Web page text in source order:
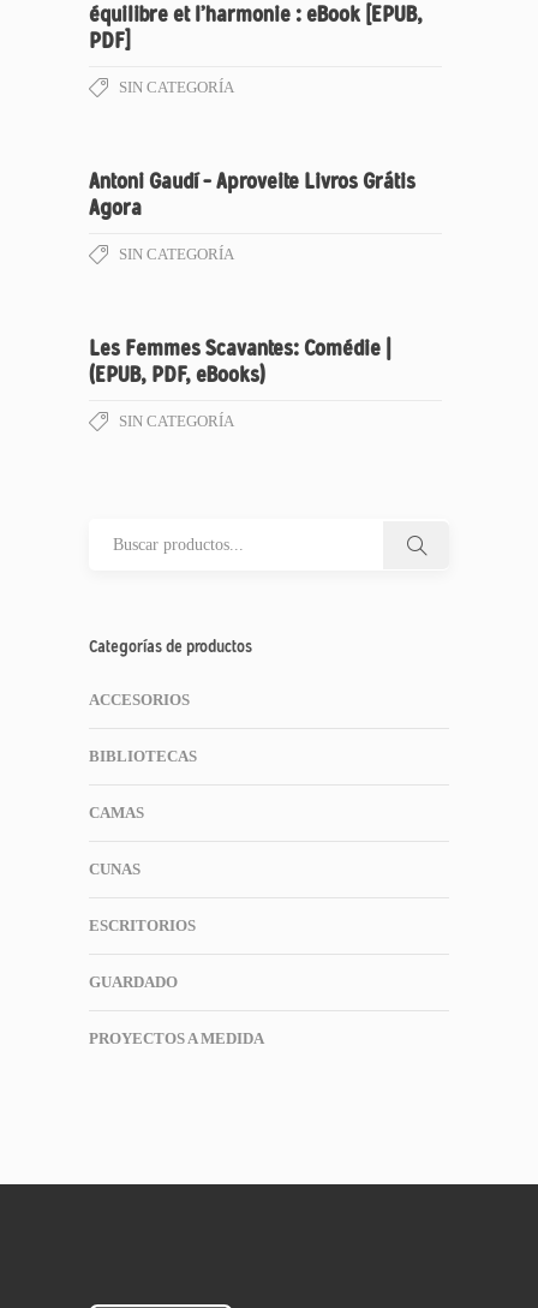
équilibre et l’harmonie : eBook [EPUB,
PDF]
SIN CATEGORÍA
Antoni Gaudí – Aproveite Livros Grátis
Agora
SIN CATEGORÍA
Les Femmes Scavantes: Comédie |
(EPUB, PDF, eBooks)
SIN CATEGORÍA
Categorías de productos
ACCESORIOS
BIBLIOTECAS
CAMAS
CUNAS
ESCRITORIOS
GUARDADO
PROYECTOS A MEDIDA